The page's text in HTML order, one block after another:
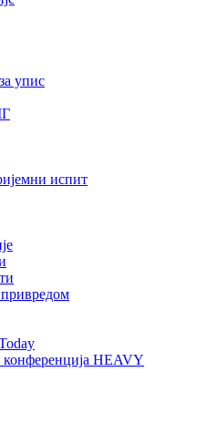
упис
испит
HEAVY